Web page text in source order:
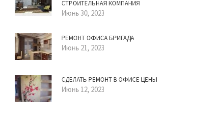
СТРОИТЕЛЬНАЯ КОМПАНИЯ
Июнь 30, 2023
РЕМОНТ ОФИСА БРИГАДА
Июнь 21, 2023
СДЕЛАТЬ РЕМОНТ В ОФИСЕ ЦЕНЫ
Июнь 12, 2023